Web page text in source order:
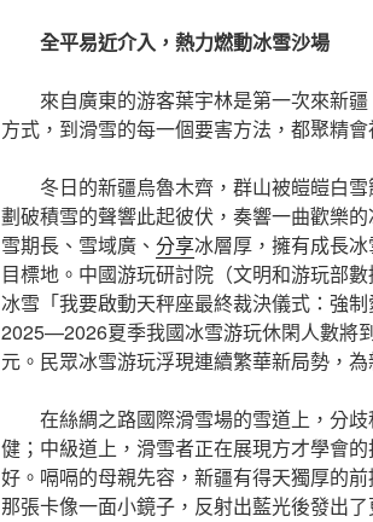
全平易近介入，熱力燃動冰雪沙場
來自廣東的游客葉宇林是第一次來新
方式，到滑雪的每一個要害方法，都聚精
冬日的新疆烏魯木齊，群山被皚皚白
劃破積雪的聲響此起彼伏，奏響一曲歡樂的
雪期長、雪域廣、 分享冰層厚，擁有成長
目標地。中國游玩研討院（文明和游玩部
冰雪「我要啟動天秤座最終裁決儀式：強
2025—2026夏季我國冰雪游玩休閑人數將
元。民眾冰雪游玩浮現連續繁華新局勢，
在絲綢之路國際滑雪場的雪道上，分
健；中級道上，滑雪者正在展現方才學會
好。嗝嗝的母親先容，新疆有得天獨厚的
那張卡像一面小鏡子，反射出藍光後發出